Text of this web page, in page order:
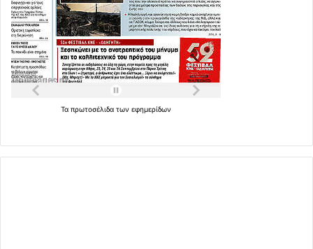
Τα πρωτοσέλιδα των εφημερίδων